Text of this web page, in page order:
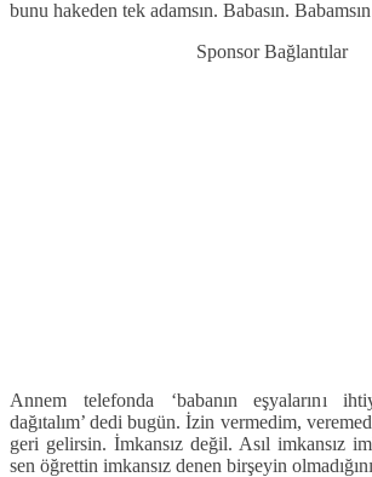
bunu hakeden tek adamsın. Babasın.
Sponsor Bağlantılar
Annem telefonda ‘babanın eşyalarını
dağıtalım’ dedi bugün. İzin vermedim,
geri gelirsin. İmkansız değil. Asıl imkansız
sen öğrettin imkansız denen birşeyin